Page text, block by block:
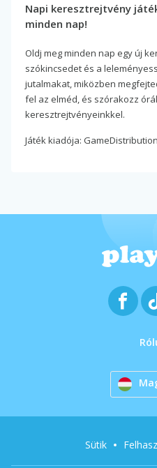
Napi keresztrejtvény
minden nap!
Oldj meg minden nap egy új
szókincsedet és a
jutalmakat, miközben
fel az elméd, és szórakozz
keresztrejtvényeinkkel.
Játék kiadója: GameDistribution
Sütik